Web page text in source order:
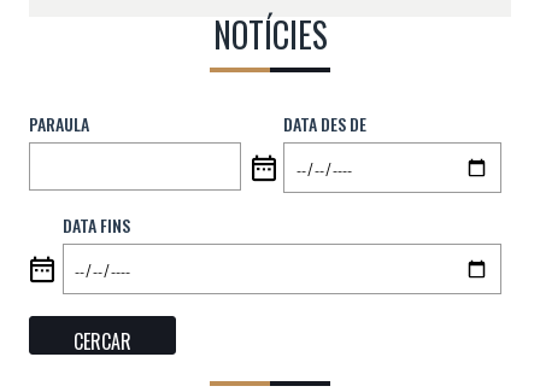
NOTÍCIES
PARAULA DATA DES DE
DATA FINS